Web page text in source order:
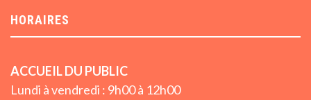
HORAIRES
ACCUEIL DU PUBLIC
Lundi à vendredi : 9h00 à 12h00